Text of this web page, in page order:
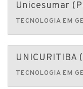
Unicesumar
UNICURITIBA